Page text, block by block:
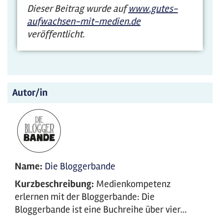
Dieser Beitrag wurde aufwww.gutes-
aufwachsen-mit-medien.de
veröffentlicht.
Autor/in
Name: Die Bloggerbande
Kurzbeschreibung: Medienkompetenz
erlernen mit der Bloggerbande: Die
Bloggerbande ist eine Buchreihe über vier…